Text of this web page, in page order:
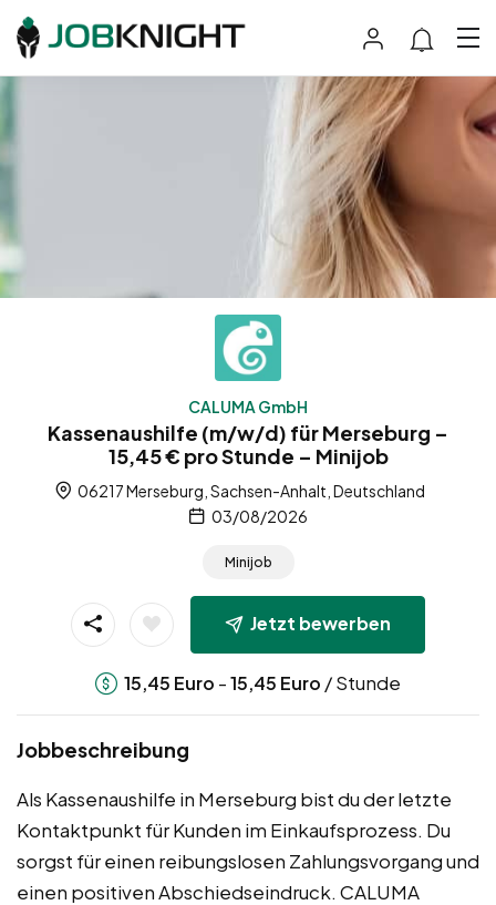
CALUMA GmbH
Kassenaushilfe (m/w/d) für Merseburg –
15,45 € pro Stunde – Minijob
06217 Merseburg, Sachsen-Anhalt, Deutschland
03/08/2026
Minijob
Jetzt bewerben
15,45 Euro -15,45 Euro / Stunde
Jobbeschreibung
Als Kassenaushilfe in Merseburg bist du der letzte
Kontaktpunkt für Kunden im Einkaufsprozess. Du
sorgst für einen reibungslosen Zahlungsvorgang und
einen positiven Abschiedseindruck. CALUMA